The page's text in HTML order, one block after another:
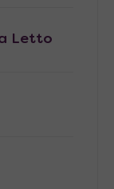
Letto